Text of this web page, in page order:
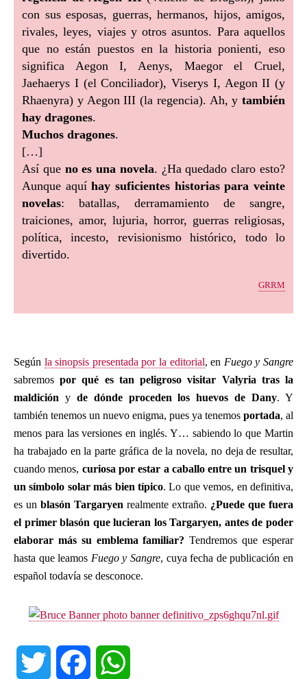
con sus esposas, guerras, hermanos, hijos, amigos,
rivales, leyes, viajes y otros asuntos. Para aquellos
que no están puestos en la historia ponienti, eso
significa Aegon I, Aenys, Maegor el Cruel,
Jaehaerys I (el Conciliador), Viserys I, Aegon II (y
Rhaenyra) y Aegon III (la regencia). Ah, y también
hay dragones.
Muchos dragones.
[…]
Así que no es una novela. ¿Ha quedado claro esto?
Aunque aquíhay suficientes historias para veinte
novelas: batallas, derramamiento de sangre,
traiciones, amor, lujuria, horror, guerras religiosas,
política, incesto, revisionismo histórico, todo lo
divertido.
grrm
Según la sinopsis presentada por la editorial, en Fuego y Sangre
sabremospor qué es tan peligroso visitar Valyria tras la
maldición y de dónde proceden los huevos de Dany. Y
también tenemos un nuevo enigma, pues ya tenemos portada, al
menos para las versiones en inglés. Y… sabiendo lo que Martin
ha trabajado en la parte gráfica de la novela, no deja de resultar,
cuando menos, curiosa por estar a caballo entre un trisquel y
un símbolo solar más bien típico. Lo que vemos, en definitiva,
es un blasón Targaryen realmente extraño. ¿Puede que fuera
el primer blasón que lucieran los Targaryen, antes de poder
elaborar más su emblema familiar? Tendremos que esperar
hasta que leamos Fuego y Sangre, cuya fecha de publicación en
español todavía se desconoce.